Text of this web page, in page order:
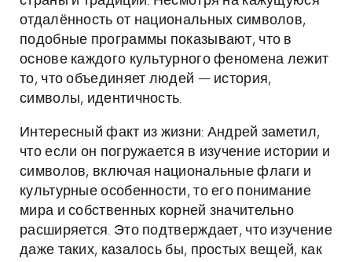
отдалённость от национальных символов,
подобные программы показывают, что в
основе каждого культурного феномена лежит
то, что объединяет людей — история,
символы, идентичность.
Интересный факт из жизни: Андрей заметил,
что если он погружается в изучение истории и
символов, включая национальные флаги и
культурные особенности, то его понимание
мира и собственных корней значительно
расширяется. Это подтверждает, что изучение
даже таких, казалось бы, простых вещей, как